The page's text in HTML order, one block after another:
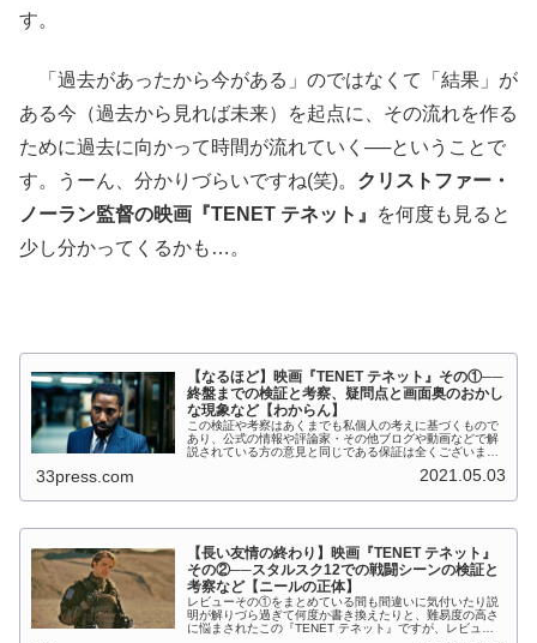
す。
「過去があったから今がある」のではなくて「結果」が
ある今（過去から見れば未来）を起点に、その流れを作る
ために過去に向かって時間が流れていく──ということで
す。うーん、分かりづらいですね(笑)。 クリストファー・
ノーラン監督の映画『TENET テネット』
を何度も見ると
少し分かってくるかも…。
【なるほど】映画『TENET テネット』その①──
終盤までの検証と考察、疑問点と画面奥のおかし
な現象など【わからん】
この検証や考察はあくまでも私個人の考えに基づくもので
あり、公式の情報や評論家・その他ブログや動画などで解
説されている方の意見と同じである保証は全くございませ
33press.com 2021.05.03
【長い友情の終わり】映画『TENET テネット』
その②──スタルスク12での戦闘シーンの検証と
考察など【ニールの正体】
レビューその①をまとめている間も間違いに気付いたり説
明が解りづら過ぎて何度か書き換えたりと、難易度の高さ
に悩まされたこの『TENET テネット』ですが、レビュー